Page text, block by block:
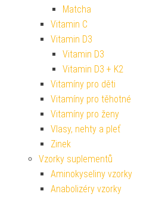
Matcha
Vitamin C
Vitamin D3
Vitamin D3
Vitamin D3 + K2
Vitamíny pro děti
Vitamíny pro těhotné
Vitamíny pro ženy
Vlasy, nehty a pleť
Zinek
Vzorky suplementů
Aminokyseliny vzorky
Anabolizéry vzorky